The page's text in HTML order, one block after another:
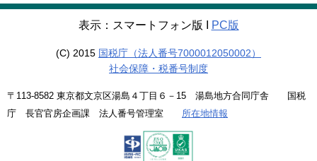
表示：スマートフォン版 Ι PC版
(C) 2015 国税庁（法人番号7000012050002）
社会保障・税番号制度
〒113-8582 東京都文京区湯島４丁目６－15 湯島地方合同庁舎 国税
庁 長官官房企画課 法人番号管理室 所在地情報